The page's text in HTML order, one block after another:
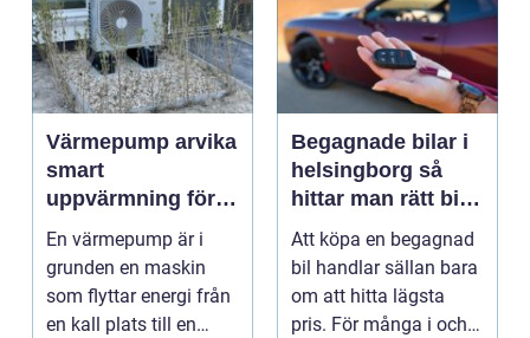
Värmepump arvika
smart
uppvärmning för
värmländskt klimat
En värmepump är i
grunden en maskin
som flyttar energi från
en kall plats till en
Begagnade bilar i
helsingborg så
hittar man rätt bil
till rätt pris
Att köpa en begagnad
bil handlar sällan bara
om att hitta lägsta
pris. För många i och